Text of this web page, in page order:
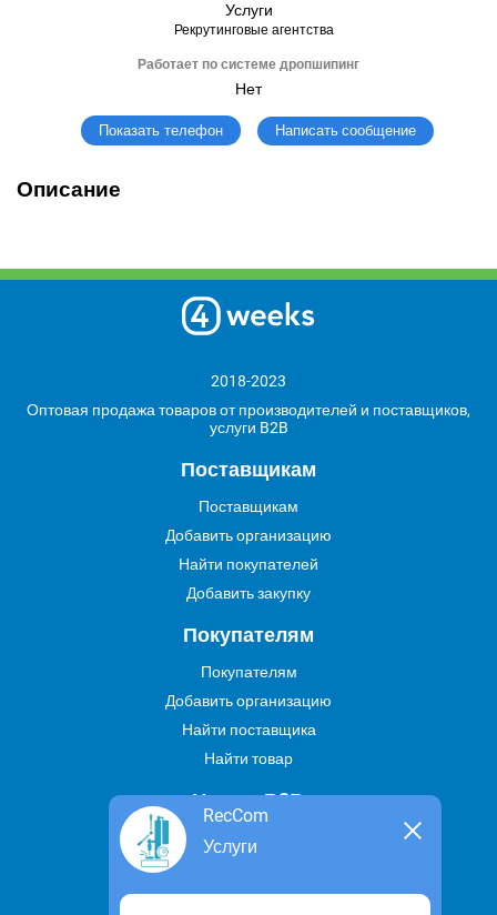
Услуги
Рекрутинговые агентства
Работает по системе дропшипинг
Нет
Показать телефон Написать сообщение
Описание
RecCom
Услуги
2018-2023
Оптовая продажа товаров от производителей и поставщиков,
услуги B2B
Поставщикам
Поставщикам
Добавить организацию
Найти покупателей
Добавить закупку
Покупателям
Покупателям
Добавить организацию
Найти поставщика
Найти товар
Услуги В2В
Найти услугу
Предложить свою услугу
Дропшиппинг